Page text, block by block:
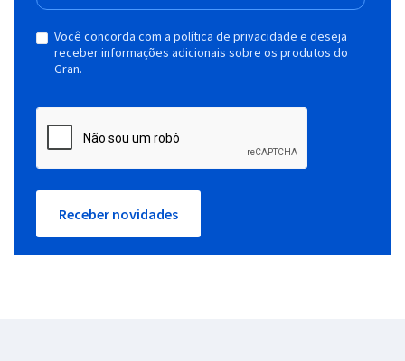
Você concorda com a política de privacidade e deseja
receber informações adicionais sobre os produtos do
Gran.
Receber novidades